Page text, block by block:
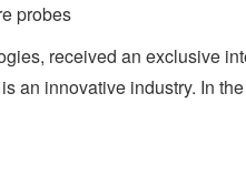
probes
received an exclusive
an innovative industry. In